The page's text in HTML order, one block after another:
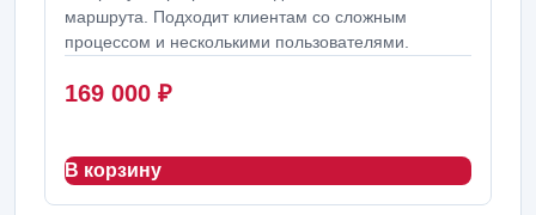
маршрута. Подходит клиентам со сложным
процессом и несколькими пользователями.
169 000 ₽
В корзину